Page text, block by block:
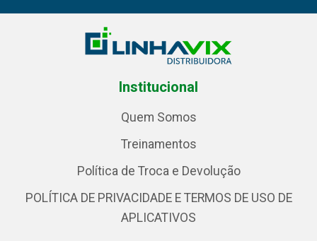
Institucional
Quem Somos
Treinamentos
Política de Troca e Devolução
POLÍTICA DE PRIVACIDADE E TERMOS DE USO DE
APLICATIVOS